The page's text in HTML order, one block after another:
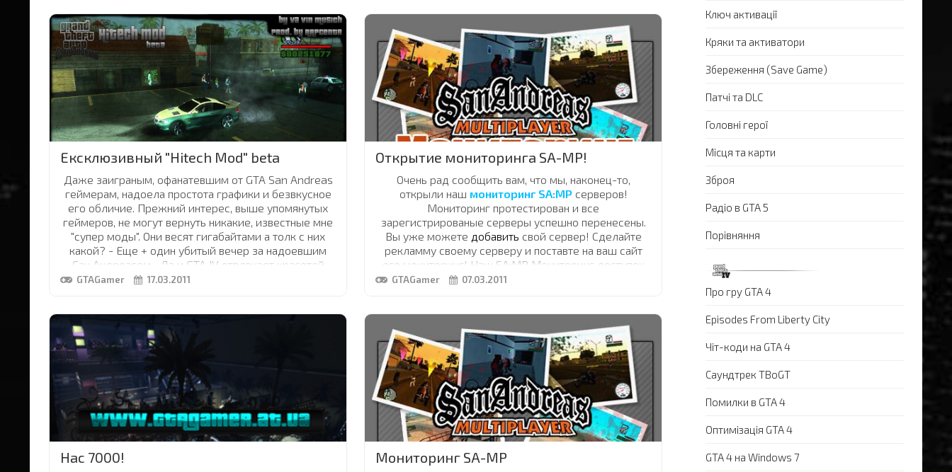
Без преувеличений!! ;)
Пока могу предложить вашему вниманиюВИДЕО-
ролик
модификации
Смотрите, но помните, в игре все выглядит на много
лучше!)))
Оставляйте комментарии! Смотреть видео
"а и он просто немог неудивить. Да знаю,
на первый взгляд кажется, что если поставить
просто большие текстуры, то можно сделать так же
и нет никакого секрета. Прийдется розочаровать
подлых воришек,...
Ексклюзивный "Hitech Mod" beta
Даже заиграным, офанатевшим от GTA San Andreas
геймерам, надоела простота графики и безвкусное
его обличие. Прежний интерес, выше упомянутых
геймеров, не могут вернуть никакие, известные мне
"супер моды". Они весят гигабайтами а толк с них
какой? - Еще + один убитый вечер за надоевшим
Сан Андреасом... Да и GTA IV отвлекает красотой
своей графики и совершенством физики.
свой МОД, который освежит ваш интерес к старому,
доброму "Сану"
Для многих, в чью душу запала замечательная игра
Сан Андреас, етот мод будет просто находкой!
...
GTAGamer 17.03.2011
Открытие мониторинга SA-MP!
Очень рад сообщить вам, что мы, наконец-то,
открыли наш мониторинг SA:MP серверов!
Мониторинг протестирован и все
зарегистрированые серверы успешно перенесены.
Вы уже можете добавить свой сервер! Сделайте
рекламму своему серверу и поставте на ваш сайт
его мониторинг! Наш SA:MP Мониторинг доступен
по ссылкеwww.gtagamer.at.ua/board
GTAGamer 07.03.2011
Нас 7000! Мониторинг SA-MP
Ключ активації
Кряки та активатори
Збереження (Save Game)
Патчі та DLC
Головні герої
Місця та карти
Зброя
Радіо в GTA 5
Порівняння
Про гру GTA 4
Episodes From Liberty City
Чіт-коди на GTA 4
Саундтрек TBoGT
Помилки в GTA 4
Оптимізація GTA 4
GTA 4 на Windows 7